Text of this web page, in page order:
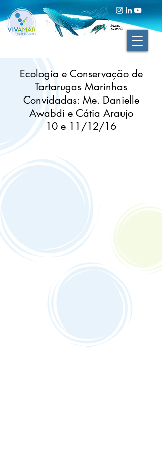
Ecologia e Conservação de
Tartarugas Marinhas
Convidadas: Me. Danielle
Awabdi e Cátia Araujo
10 e 11/12/16